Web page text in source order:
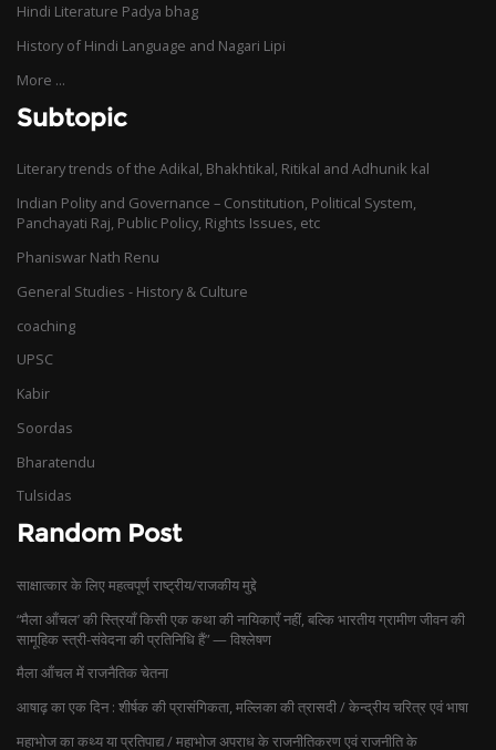
Hindi Literature Padya bhag
History of Hindi Language and Nagari Lipi
More ...
Subtopic
Literary trends of the Adikal, Bhakhtikal, Ritikal and Adhunik kal
Indian Polity and Governance – Constitution, Political System,
Panchayati Raj, Public Policy, Rights Issues, etc
Phaniswar Nath Renu
General Studies - History & Culture
coaching
UPSC
Kabir
Soordas
Bharatendu
Tulsidas
Random Post
साक्षात्कार के लिए महत्वपूर्ण राष्ट्रीय/राजकीय मुद्दे
“मैला आँचल’ की स्त्रियाँ किसी एक कथा की नायिकाएँ नहीं, बल्कि भारतीय ग्रामीण जीवन की
सामूहिक स्त्री-संवेदना की प्रतिनिधि हैं” — विश्लेषण
मैला आँचल में राजनैतिक चेतना
आषाढ़ का एक दिन : शीर्षक की प्रासंगिकता, मल्लिका की त्रासदी / केन्द्रीय चरित्र एवं भाषा
महाभोज का कथ्य या प्रतिपाद्य / महाभोज अपराध के राजनीतिकरण एवं राजनीति के